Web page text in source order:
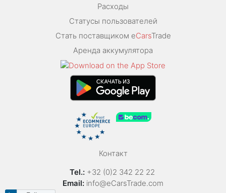
Расходы
Статусы пользователей
Стать поставщиком eCarsTrade
Аренда аккумулятора
Контакт
Tel.: +32 (0)2 342 22 22
Email: info@eCarsTrade.com